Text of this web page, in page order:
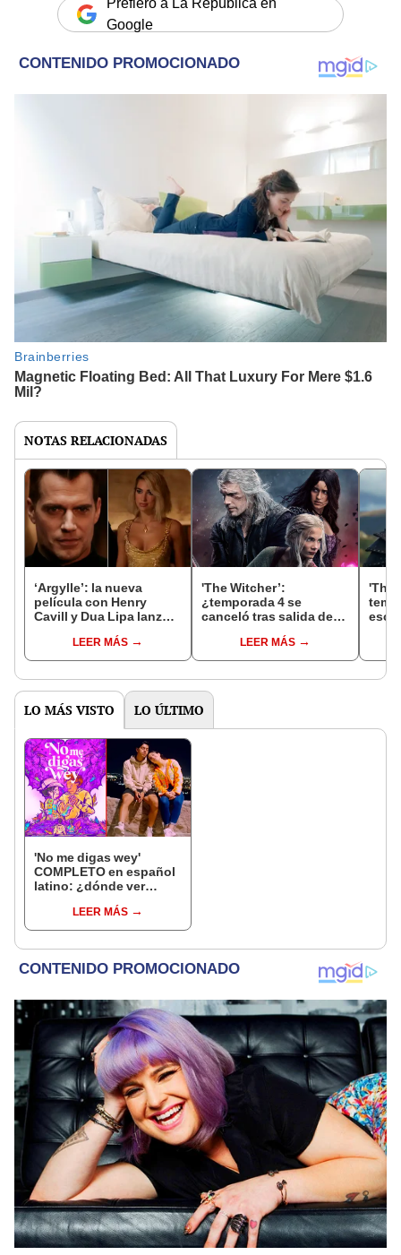
Google
NOTAS RELACIONADAS
‘Argylle’: la nueva
película con Henry
Cavill y Dua Lipa lanzó
LEER MÁS
'The Witcher’:
¿temporada 4 se
canceló tras salida de
futuro en Netflix
LEER MÁS
'The
LO MÁS VISTO LO ÚLTIMO
'No me digas wey'
COMPLETO en español
latino: ¿dónde ver
cortometraje mexicano?
LEER MÁS